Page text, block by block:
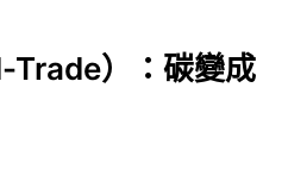
）：碳變成